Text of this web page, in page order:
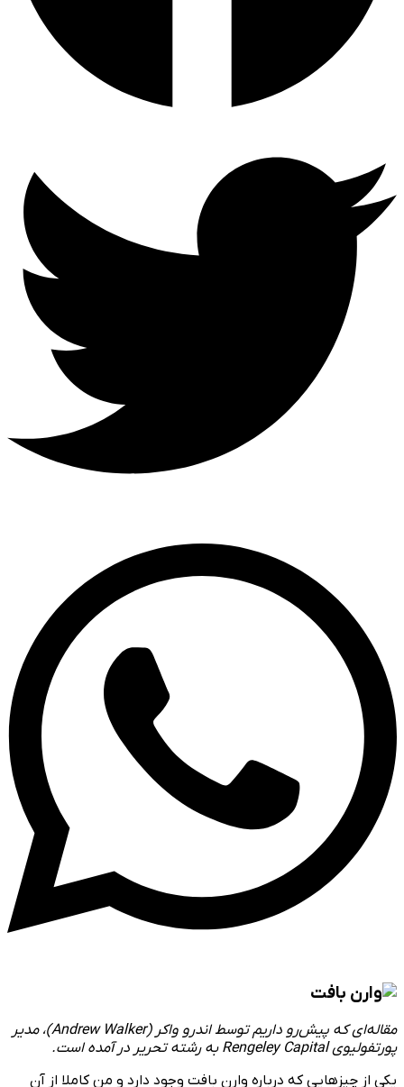
مقاله‌ای که پیش‌رو داریم توسط اندرو واکر (Andrew Walker)، مدیر
پورتفولیوی Rengeley Capital به رشته تحریر در آمده است.
یکی از چیزهایی که درباره وارن بافت وجود دارد و من کاملا از آن